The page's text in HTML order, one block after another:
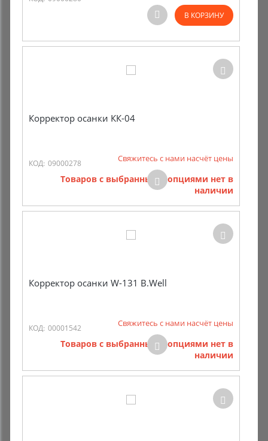
В КОРЗИНУ
Корректор осанки КК-04
КОД: 09000278 Свяжитесь с нами насчёт цены
Товаров с выбранными опциями нет в
наличии
Корректор осанки W-131 B.Well
КОД: 00001542 Свяжитесь с нами насчёт цены
Товаров с выбранными опциями нет в
наличии